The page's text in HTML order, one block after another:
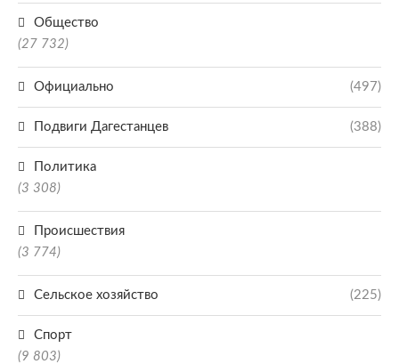
Общество
(27 732)
Официально (497)
Подвиги Дагестанцев (388)
Политика
(3 308)
Происшествия
(3 774)
Сельское хозяйство (225)
Спорт
(9 803)